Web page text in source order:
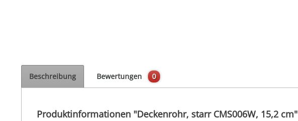
Beschreibung Bewertungen 0
Produktinformationen "Deckenrohr, starr CMS006W, 15,2 cm"